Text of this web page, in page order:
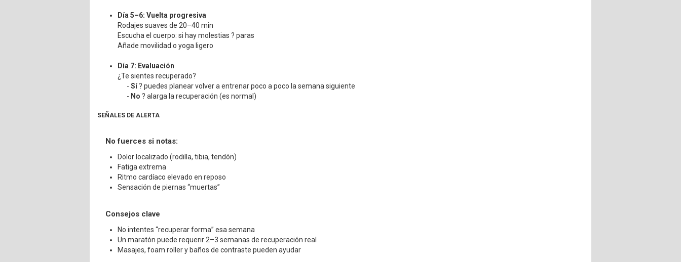
Día 5–6: Vuelta progresiva
Rodajes suaves de 20–40 min
Escucha el cuerpo: si hay molestias ? paras
Añade movilidad o yoga ligero
Día 7: Evaluación
¿Te sientes recuperado?
- Sí? puedes planear volver a entrenar poco a poco la semana siguiente
- No ? alarga la recuperación (es normal)
SEÑALES DE ALERTA
No fuerces si notas:
Dolor localizado (rodilla, tibia, tendón)
Fatiga extrema
Ritmo cardíaco elevado en reposo
Sensación de piernas “muertas”
Consejos clave
No intentes “recuperar forma” esa semana
Un maratón puede requerir 2–3 semanas de recuperación real
Masajes, foam roller y baños de contraste pueden ayudar